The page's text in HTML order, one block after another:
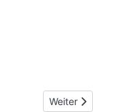
Kreuz Nächster
Weiter